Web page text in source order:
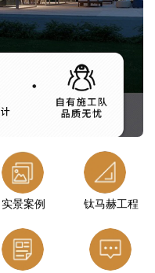
实景案例 钛马赫工程